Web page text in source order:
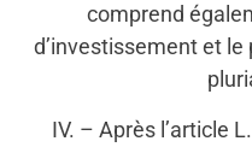
comprend
d’investissement et
IV. – Après l’article